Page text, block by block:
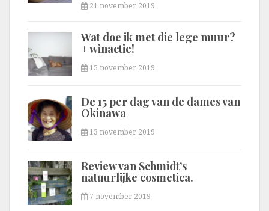
21 november 2019
Wat doe ik met die lege muur?
+ winactie!
15 november 2019
De 15 per dag van de dames van
Okinawa
13 november 2019
Review van Schmidt’s
natuurlijke cosmetica.
7 november 2019